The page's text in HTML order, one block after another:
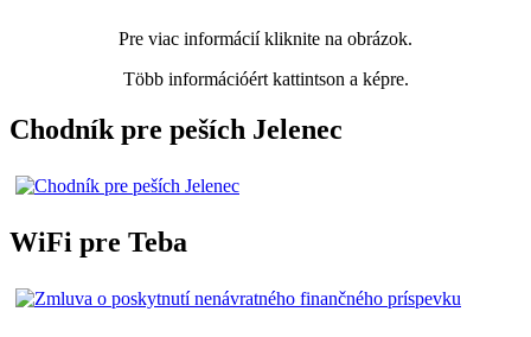
Pre viac informácií kliknite na obrázok.
Több információért kattintson a képre.
Chodník pre peších Jelenec
WiFi pre Teba